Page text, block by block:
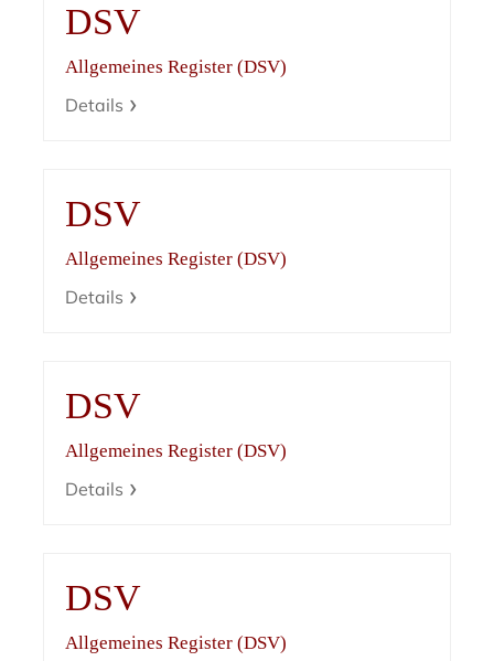
DSV
Allgemeines Register (DSV)
Details
DSV
Allgemeines Register (DSV)
Details
DSV
Allgemeines Register (DSV)
Details
DSV
Allgemeines Register (DSV)